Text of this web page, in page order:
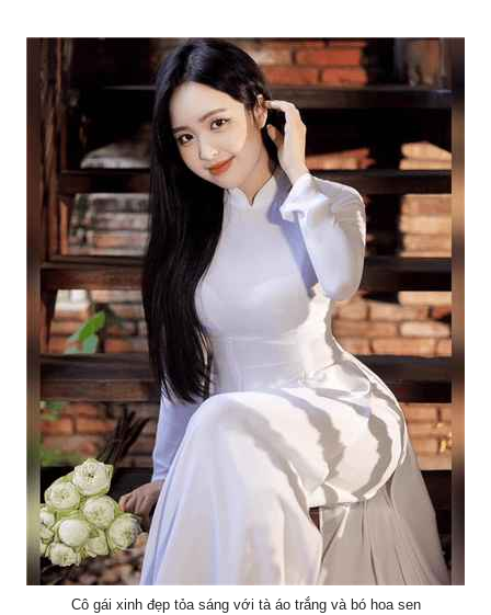
Cô gái xinh đẹp tỏa sáng với tà áo trắng và bó hoa sen